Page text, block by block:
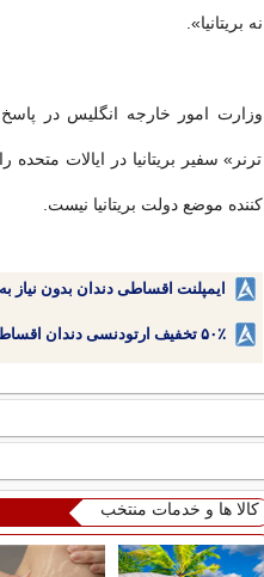
نه بریتانیا».
وزارت امور خارجه انگلیس در پاسخ
ترنر» سفیر بریتانیا در ایالات
کننده موضع دولت بریتانیا نیست.
ایمپلنت اقساطی دندان بدون
۵۰٪ تخفیف ارتودنسی دندان اقساطی بدون نیاز به چک یا سفته!
کالا ها و خدمات منتخب